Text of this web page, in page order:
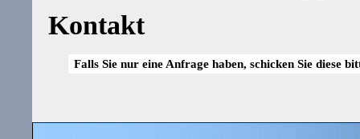
Kontakt
Falls Sie nur eine Anfrage haben, schicken Sie diese